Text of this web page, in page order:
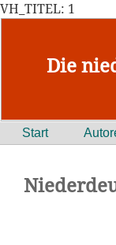
VH_TITEL: 1
Die
Start